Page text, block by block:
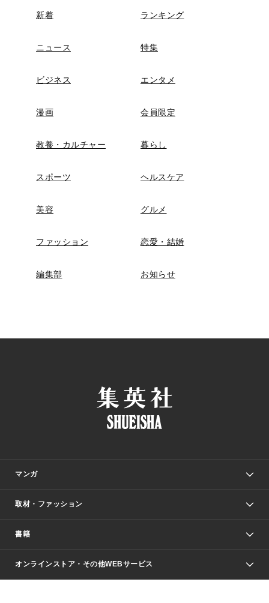
新着 ランキング
ニュース 特集
ビジネス エンタメ
漫画 会員限定
教養・カルチャー 暮らし
スポーツ ヘルスケア
美容 グルメ
ファッション 恋愛・結婚
編集部 お知らせ
マンガ
少年マンガ
Vジャンプ
週刊ヤングジャンプ
取材・ファッション
Seventeen
芸能・情報・スポーツ
書籍
文芸・文庫・総合
オンラインストア・その他WEBサービス